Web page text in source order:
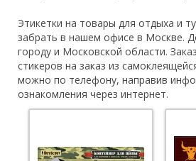
Этикетки на товары для отдыха и
забрать в нашем офисе в Москве.
городу и Московской области.
стикеров на заказ из
можно по телефону, направив
ознакомления через интернет.